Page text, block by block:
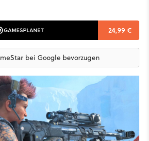
24,99 €
bei Google bevorzugen